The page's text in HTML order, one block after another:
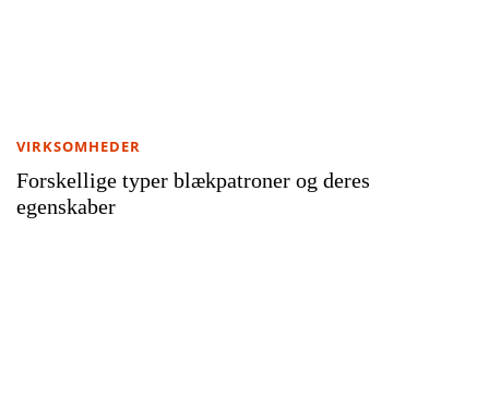
Forskellige typer blækpatroner og deres
egenskaber
VIRKSOMHEDER